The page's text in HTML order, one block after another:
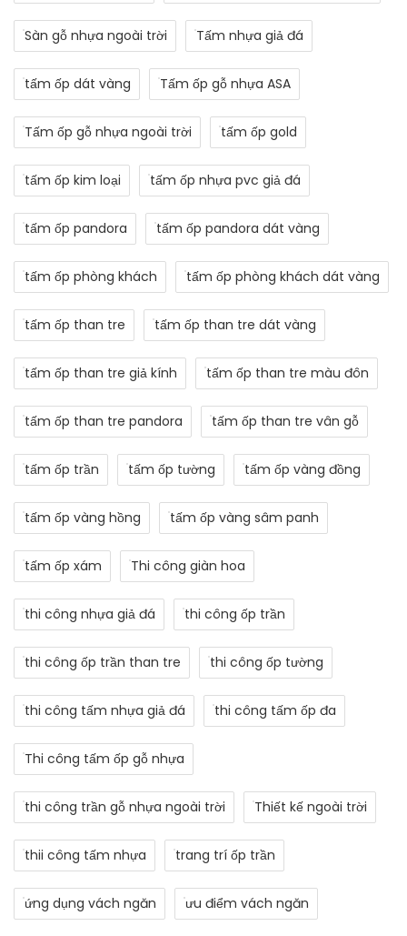
Sàn gỗ nhựa ngoài trời Tấm nhựa giả đá
tấm ốp dát vàng Tấm ốp gỗ nhựa ASA
Tấm ốp gỗ nhựa ngoài trời tấm ốp gold
tấm ốp kim loại tấm ốp nhựa pvc giả đá
tấm ốp pandora tấm ốp pandora dát vàng
tấm ốp phòng khách tấm ốp phòng khách dát vàng
tấm ốp than tre tấm ốp than tre dát vàng
tấm ốp than tre giả kính tấm ốp than tre màu đôn
tấm ốp than tre pandora tấm ốp than tre vân gỗ
tấm ốp trần tấm ốp tường tấm ốp vàng đồng
tấm ốp vàng hồng tấm ốp vàng sâm panh
tấm ốp xám Thi công giàn hoa
thi công nhựa giả đá thi công ốp trần
thi công ốp trần than tre thi công ốp tường
thi công tấm nhựa giả đá thi công tấm ốp đa
Thi công tấm ốp gỗ nhựa
thi công trần gỗ nhựa ngoài trời Thiết kế ngoài trời
thii công tấm nhựa trang trí ốp trần
ứng dụng vách ngăn ưu điểm vách ngăn